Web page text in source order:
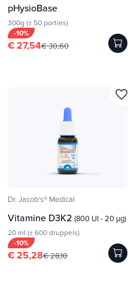
pHysioBase
300g (± 50 porties)
-10%
€ 27,54€ 30,60
Dr. Jacob's® Medical
Vitamine D3K2 (800 UI - 20 µg)
20 ml (± 600 druppels)
-10%
€ 25,28€ 28,10
favorite_border